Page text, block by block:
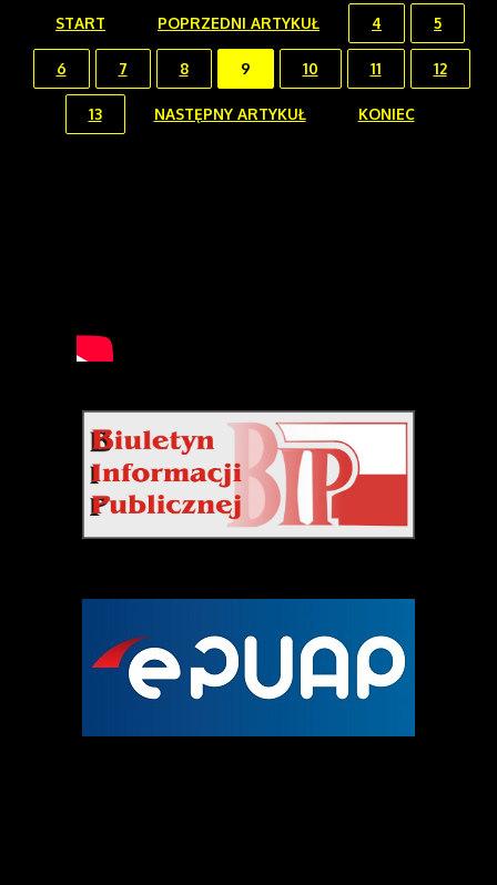
START POPRZEDNI ARTYKUŁ 4 5
6 7 8 9 10 11 12
13 NASTĘPNY ARTYKUŁ KONIEC